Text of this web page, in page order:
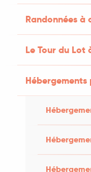
Randonnées
Le Tour du Lot
!